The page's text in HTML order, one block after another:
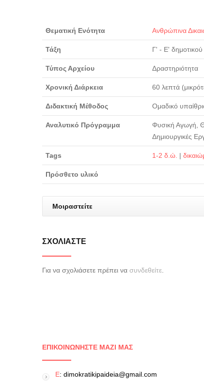
Θεματική Ενότητα Ανθρώπινα
Τάξη Γ' - Ε' δημοτικού
Τύπος Αρχείου Δραστηριότητα
Χρονική Διάρκεια 60 λεπτά
Διδακτική Μέθοδος Ομαδικό
Αναλυτικό Πρόγραμμα
Φυσική Αγωγή,
Δημιουργικές
Tags 1-2 δ.ώ. |
Πρόσθετο υλικό
Μοιραστείτε
ΣΧΟΛΙΆΣΤΕ
Για να σχολιάσετε πρέπει να συνδεθείτε
ΕΠΙΚΟΙΝΩΝΉΣΤΕ ΜΑΖΊ ΜΑΣ
E: dimokratikipaideia@gmail.com